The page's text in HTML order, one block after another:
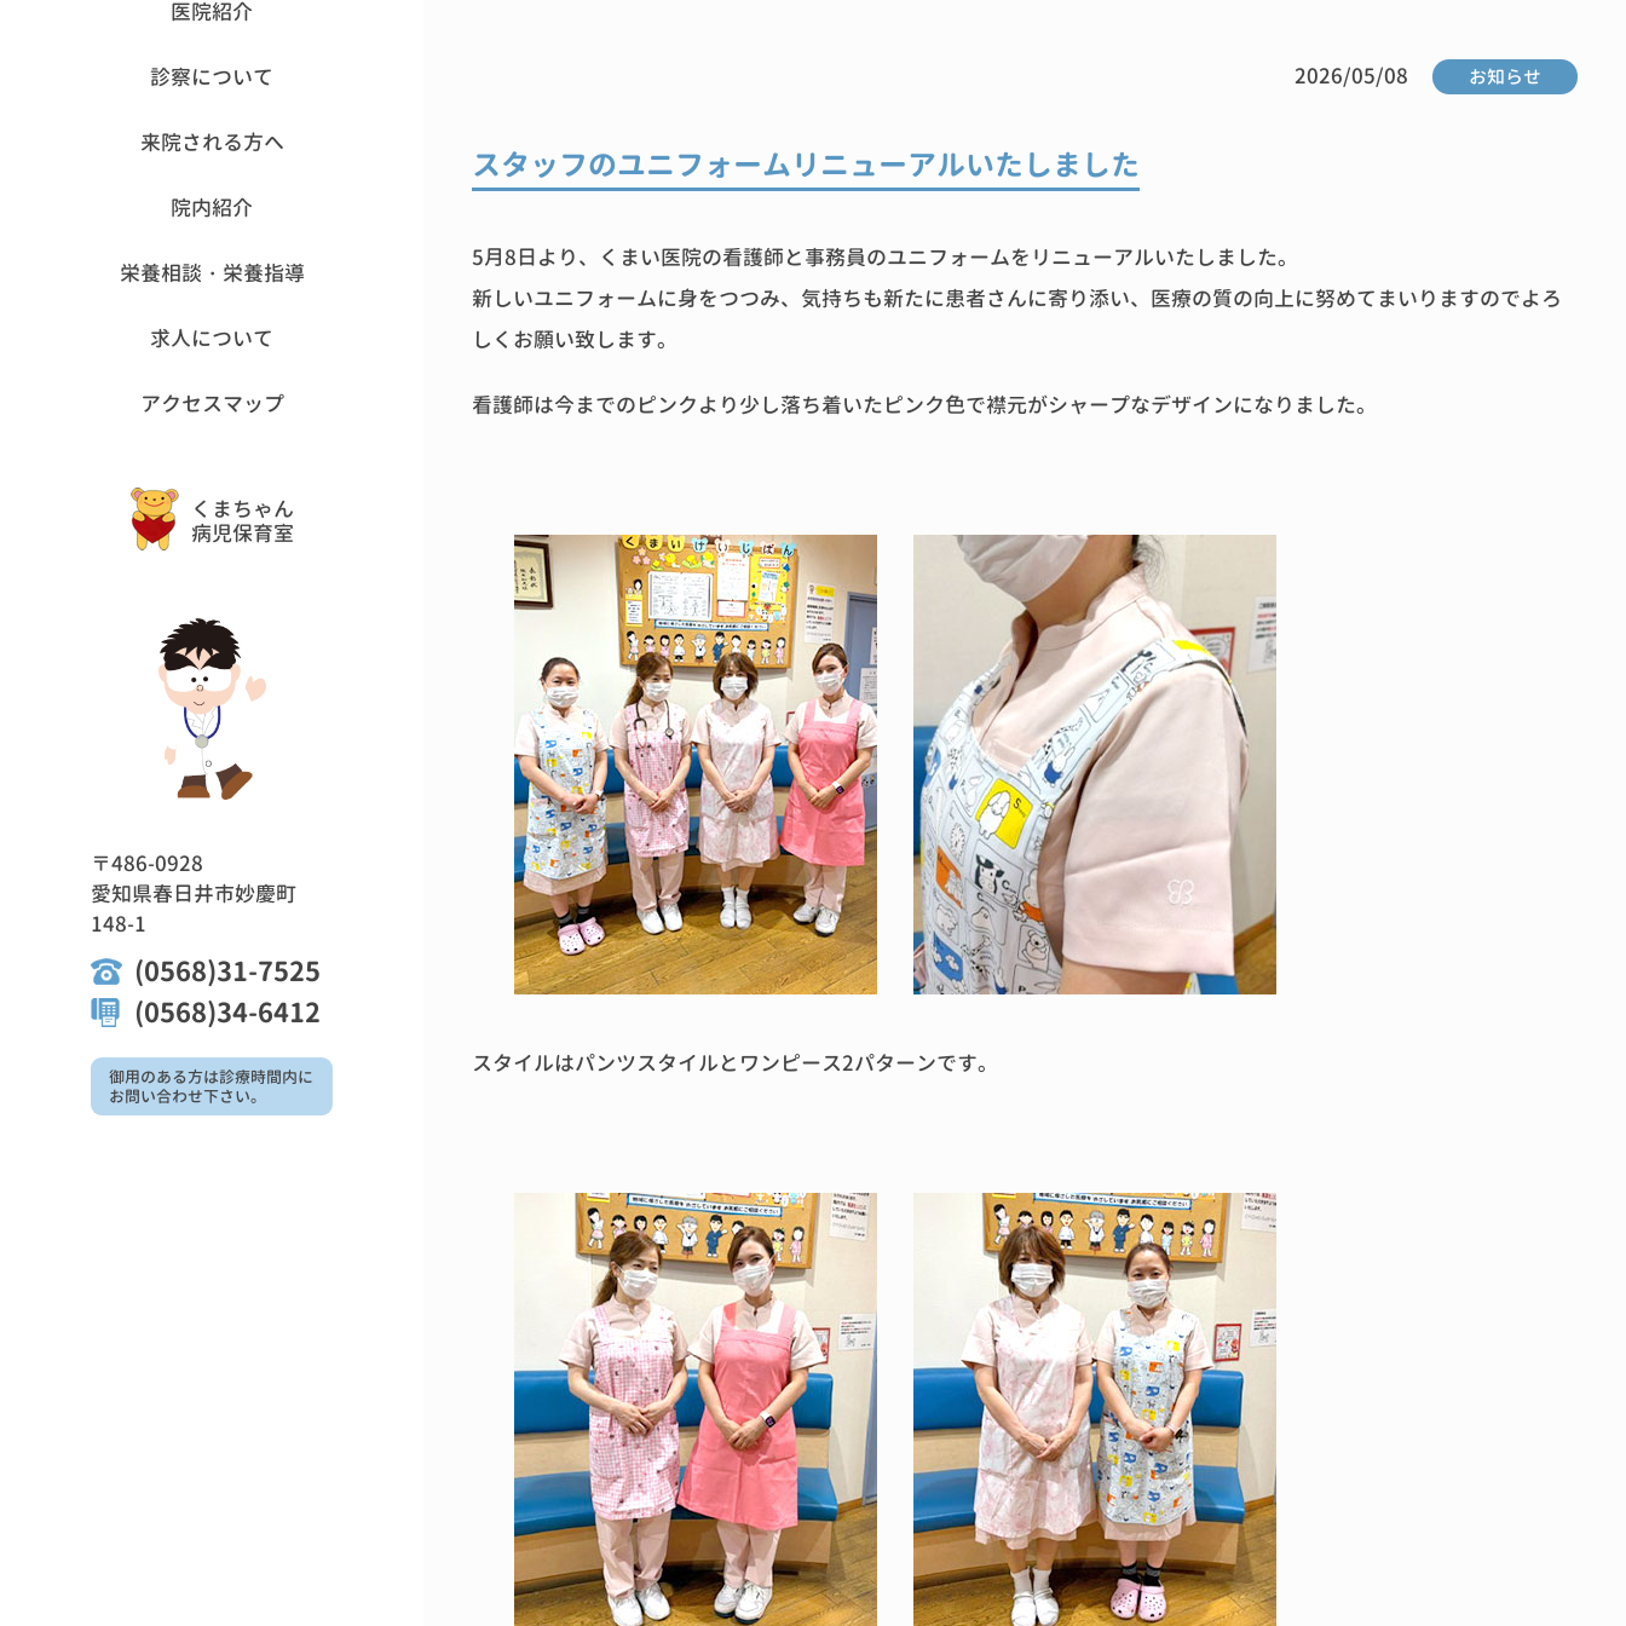
医院紹介
診察について
来院される方へ
院内紹介
栄養相談・栄養指導
求人について
アクセスマップ
くまちゃん
病児保育室
〒486-0928
愛知県春日井市妙慶町
148-1
(0568)31-7525
(0568)34-6412
御用のある方は診療時間内に
お問い合わせ下さい。
2026/05/08 お知らせ
スタッフのユニフォームリニューアルいたしました
5月8日より、くまい医院の看護師と事務員のユニフォームをリニューアルいたしました。
新しいユニフォームに身をつつみ、気持ちも新たに患者さんに寄り添い、医療の質の向上に努めてまいりますのでよろ
しくお願い致します。
看護師は今までのピンクより少し落ち着いたピンク色で襟元がシャープなデザインになりました。
スタイルはパンツスタイルとワンピース2パターンです。